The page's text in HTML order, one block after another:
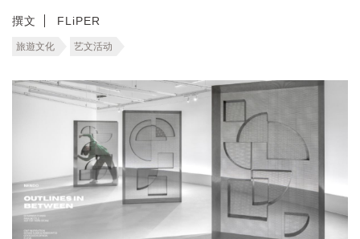
撰文 FLiPER
旅遊文化 艺文活动